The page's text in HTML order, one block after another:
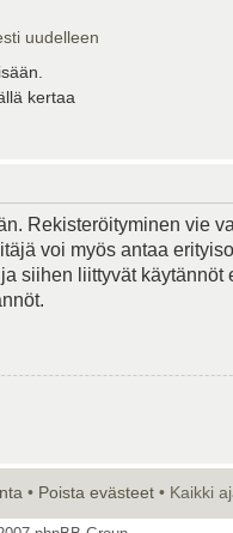
uudelleen
kertaa
Rekisteröityminen vie
voi myös antaa
siihen liittyvät käytännöt
• Poista evästeet • Kaikki